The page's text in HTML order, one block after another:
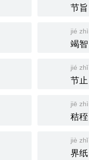
节旨
jié zhì
竭智
jié zhǐ
节止
jiē zhì
秸秷
jiè zhǐ
界纸